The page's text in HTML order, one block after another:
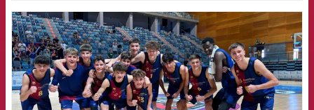
FCB Barcelona badge